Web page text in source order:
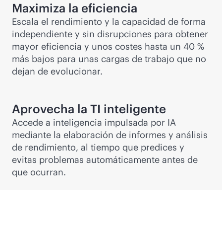
Maximiza la eficiencia
Escala el rendimiento y la capacidad de forma
independiente y sin disrupciones para obtener
mayor eficiencia y unos costes hasta un 40 %
más bajos para unas cargas de trabajo que no
dejan de evolucionar.
Aprovecha la TI inteligente
Accede a inteligencia impulsada por IA
mediante la elaboración de informes y análisis
de rendimiento, al tiempo que predices y
evitas problemas automáticamente antes de
que ocurran.